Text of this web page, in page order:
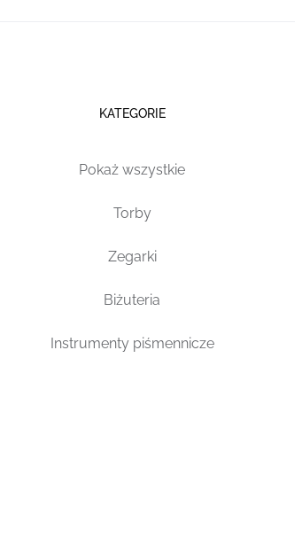
KATEGORIE
Pokaż wszystkie
Torby
Zegarki
Biżuteria
Instrumenty piśmennicze